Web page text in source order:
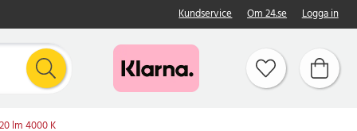
Kundservice Om 24.se Logga in
lm 4000 K